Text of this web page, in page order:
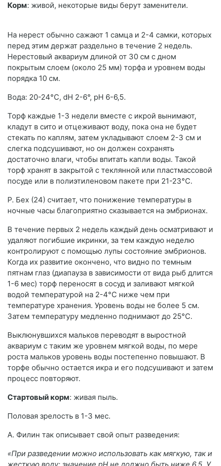
Корм: живой, некоторые виды берут заменители.
На нерест обычно сажают 1 самца и 2-4 самки, которых
перед этим держат раздельно в течение 2 недель.
Нерестовый аквариум длиной от 30 см с дном
покрытым слоем (около 25 мм) торфа и уровнем воды
порядка 10 см.
Вода: 20-24°С, dН 2-6°, рН 6-6,5.
Торф каждые 1-3 недели вместе с икрой вынимают,
кладут в сито и отцеживают воду, пока она не будет
стекать по каплям, затем укладывают слоем 2-3 см и
слегка подсушивают, но он должен сохранять
достаточно влаги, чтобы впитать капли воды. Такой
торф хранят в закрытой с теклянной или пластмассовой
посуде или в полиэтиленовом пакете при 21-23°С.
Р. Бех (24) считает, что понижение температуры в
ночные часы благоприятно сказывается на эмбрионах.
В течение первых 2 недель каждый день осматривают и
удаляют погибшие икринки, за тем каждую неделю
контролируют с помощью лупы состояние эмбрионов.
Когда их развитие окончено, что видно по темным
пятнам глаз (диапауза в зависимости от вида рыб длится
1-6 мес) торф переносят в сосуд и заливают мягкой
водой температурой на 2-4°С ниже чем при
температуре хранения. Уровень воды не более 5 см.
Затем температуру медленно поднимают до 25°С.
Выклюнувшихся мальков переводят в выростной
аквариум с таким же уровнем мягкой воды, по мере
роста мальков уровень воды постепенно повышают. В
торфе обычно остается икра и его подсушивают и затем
процесс повторяют.
Стартовый корм: живая пыль.
Половая зрелость в 1-3 мес.
А. Филин так описывает свой опыт разведения:
«При разведении можно использовать как мягкую, так и